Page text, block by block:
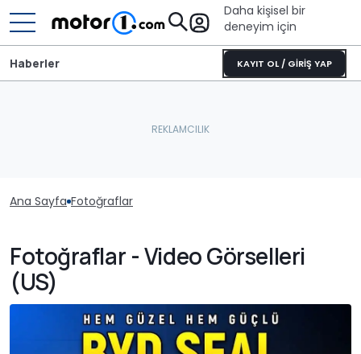
Daha kişisel bir
deneyim için
KAYIT OL / GİRİŞ YAP
Haberler
Ana Sayfa Fotoğraflar
Fotoğraflar - Video Görselleri
(US)